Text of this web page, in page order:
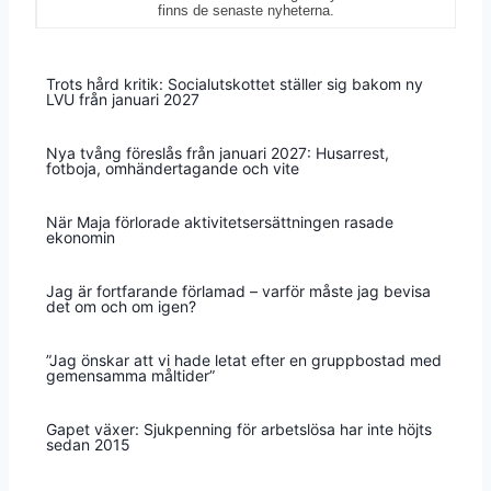
finns de senaste nyheterna.
Trots hård kritik: Socialutskottet ställer sig bakom ny
LVU från januari 2027
Nya tvång föreslås från januari 2027: Husarrest,
fotboja, omhändertagande och vite
När Maja förlorade aktivitetsersättningen rasade
ekonomin
Jag är fortfarande förlamad – varför måste jag bevisa
det om och om igen?
”Jag önskar att vi hade letat efter en gruppbostad med
gemensamma måltider”
Gapet växer: Sjukpenning för arbetslösa har inte höjts
sedan 2015